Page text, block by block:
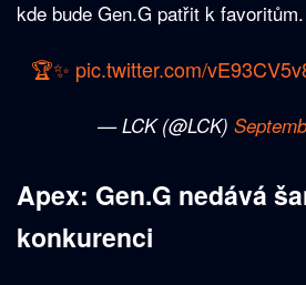
kde bude Gen.G patřit k favoritům.
🏆✨ pic.twitter.com/
— LCK (@LCK)
Apex: Gen.G nedává
konkurenci